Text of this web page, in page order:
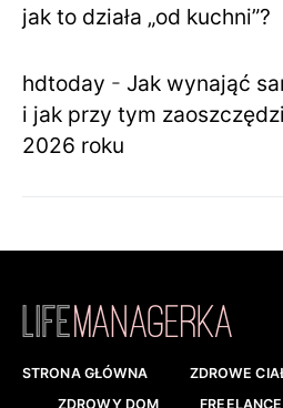
jak to działa „od kuchni”?
hdtoday - Jak wynająć
i jak przy tym
2026 roku
STRONA GŁÓWNA ZDROWE
ZDROWY DOM
FREELANCE